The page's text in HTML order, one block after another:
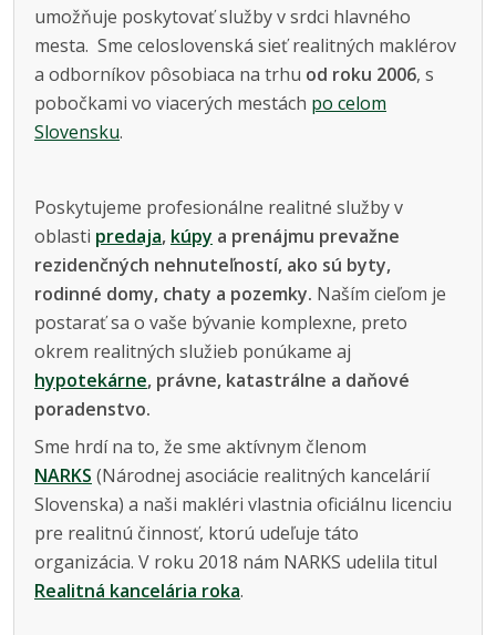
umožňuje poskytovať služby v srdci hlavného
mesta. Sme celoslovenská sieť realitných maklérov
a odborníkov pôsobiaca na trhu od roku 2006, s
pobočkami vo viacerých mestách po celom
Slovensku.
Poskytujeme profesionálne realitné služby v
oblasti predaja, kúpy a prenájmu prevažne
rezidenčných nehnuteľností, ako sú byty,
rodinné domy, chaty a pozemky. Naším cieľom je
postarať sa o vaše bývanie komplexne, preto
okrem realitných služieb ponúkame aj
hypotekárne, právne, katastrálne a daňové
poradenstvo.
Sme hrdí na to, že sme aktívnym členom
NARKS (Národnej asociácie realitných kancelárií
Slovenska) a naši makléri vlastnia oficiálnu licenciu
pre realitnú činnosť, ktorú udeľuje táto
organizácia. V roku 2018 nám NARKS udelila titul
Realitná kancelária roka.